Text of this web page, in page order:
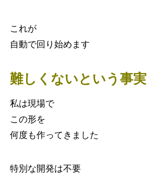
これが
自動で回り始めます
難しくないという事実
私は現場で
この形を
何度も作ってきました
特別な開発は不要